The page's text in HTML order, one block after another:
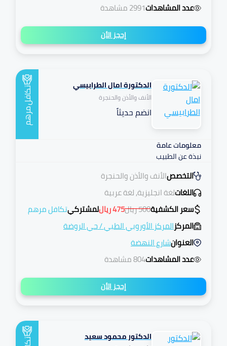
عدد المشاهدات2991 مشاهدة
إحجز الأن
الدكتورة امال الطرابيسي
الأنف والأذن والحنجرة
انضم حديثاً
تكافل
مرهم
معلومات عامة
نبذة عن الطبيب
التخصصالأنف والأذن والحنجرة
اللغاتلغة انجليزية, لغة عربية
سعر الكشفية500ريال475رياللمشتركيتكافل مرهم
المركزالمركز الأوروبي الطبي/حي الروضة
العنوانشارع النهضة
عدد المشاهدات804 مشاهدة
إحجز الأن
الدكتور محمود سعيد